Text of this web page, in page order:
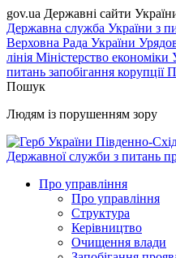
gov.ua Державні сайти
Державна служба України з
Верховна Рада України
лінія Міністерство економіки
питань запобігання корупції
Пошук
Людям із порушенням зору
Південно-
Державної служби з питань
Про управління
Про управління
Структура
Керівництво
Очищення влади